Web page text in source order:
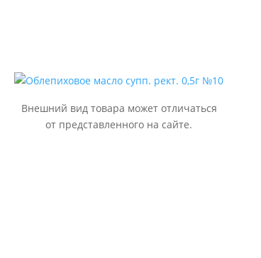
Внешний вид товара может отличаться
от представленного на сайте.